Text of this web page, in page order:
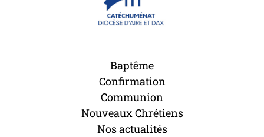
Baptême
Confirmation
Communion
Nouveaux Chrétiens
Nos actualités